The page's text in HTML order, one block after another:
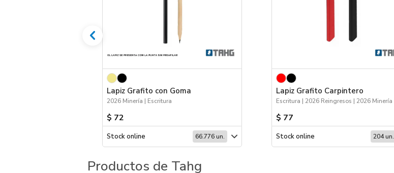
Lapiz Grafito con Goma
2026 Minería | Escritura
$ 72
Stock online 66.776 un.
Lapiz Grafito Carpintero
Escritura | 2026 Reingresos | 2026 Minería
$ 77
Stock online 204 un.
Productos de Tahg